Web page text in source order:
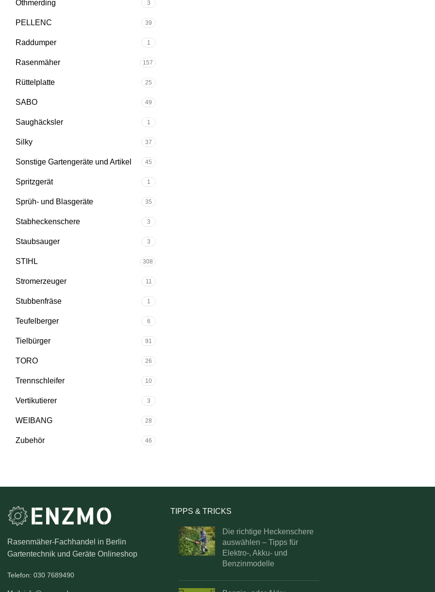
Othmerding 3
PELLENC 39
Raddumper 1
Rasenmäher 157
Rüttelplatte 25
SABO 49
Saughäcksler 1
Silky 37
Sonstige Gartengeräte und Artikel 45
Spritzgerät 1
Sprüh- und Blasgeräte 35
Stabheckenschere 3
Staubsauger 3
STIHL 308
Stromerzeuger 11
Stubbenfräse 1
Teufelberger 6
Tielbürger 91
TORO 26
Trennschleifer 10
Vertikutierer 3
WEIBANG 28
Zubehör 46
Rasenmäher-Fachhandel in Berlin
Gartentechnik und Geräte Onlineshop
Telefon: 030 7689490
TIPPS & TRICKS
Die richtige Heckenschere
auswählen – Tipps für
Elektro-, Akku- und
Benzinmodelle